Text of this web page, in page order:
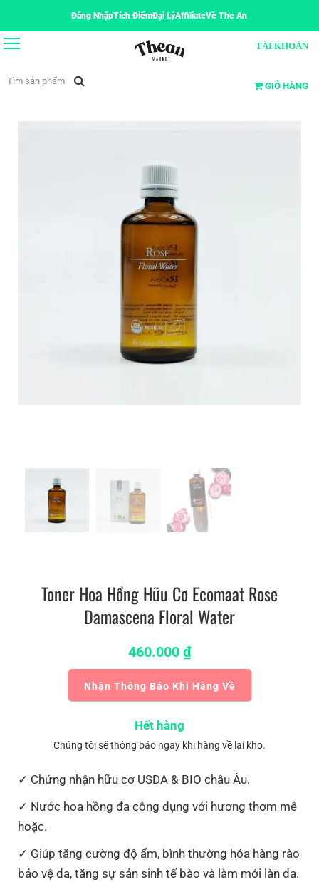
Đăng NhậpTích ĐiểmĐại LýAffiliateVề The An
TÀI KHOẢN
GIỎ HÀNG
Toner Hoa Hồng Hữu Cơ Ecomaat Rose
Damascena Floral Water
460.000 ₫
Nhận Thông Báo Khi Hàng Về
Hết hàng
Chúng tôi sẽ thông báo ngay khi hàng về lại kho.
Chứng nhận hữu cơ USDA & BIO châu Âu.
Nước hoa hồng đa công dụng với hương thơm mê
hoặc.
Giúp tăng cường độ ẩm, bình thường hóa hàng rào
bảo vệ da, tăng sự sản sinh tế bào và làm mới làn da.